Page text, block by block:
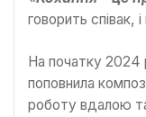
говорить співак,
На початку 2024
поповнила
роботу вдалою